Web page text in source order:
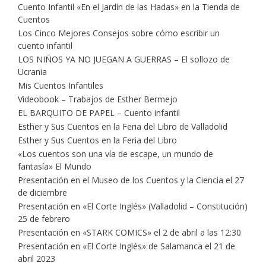
Cuento Infantil «En el Jardín de las Hadas» en la Tienda de
Cuentos
Los Cinco Mejores Consejos sobre cómo escribir un
cuento infantil
LOS NIÑOS YA NO JUEGAN A GUERRAS – El sollozo de
Ucrania
Mis Cuentos Infantiles
Videobook – Trabajos de Esther Bermejo
EL BARQUITO DE PAPEL – Cuento infantil
Esther y Sus Cuentos en la Feria del Libro de Valladolid
Esther y Sus Cuentos en la Feria del Libro
«Los cuentos son una vía de escape, un mundo de
fantasía» El Mundo
Presentación en el Museo de los Cuentos y la Ciencia el 27
de diciembre
Presentación en «El Corte Inglés» (Valladolid – Constitución)
25 de febrero
Presentación en «STARK COMICS» el 2 de abril a las 12:30
Presentación en «El Corte Inglés» de Salamanca el 21 de
abril 2023